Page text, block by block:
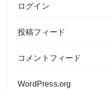
ログイン
投稿フィード
コメントフィード
WordPress.org